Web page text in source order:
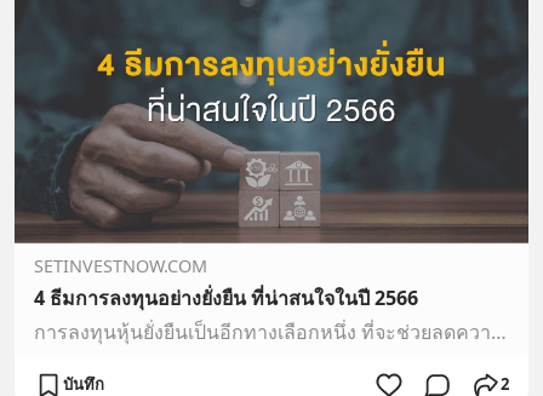
SETINVESTNOW.COM
4 ธีมการลงทุนอย่างยั่งยืน ที่น่าสนใจในปี 2566
การลงทุนหุ้นยั่งยืนเป็นอีกทางเลือกหนึ่ง ที่จะช่วยลดความเสี่ยงของพอร์ตลงทุนได้ อีกทั้ง กำลังเป็นเทรนด์การลงทุนกระแสหลักที่กำลังเติบโตมากขึ้นทั่วโลก
บันทึก 2